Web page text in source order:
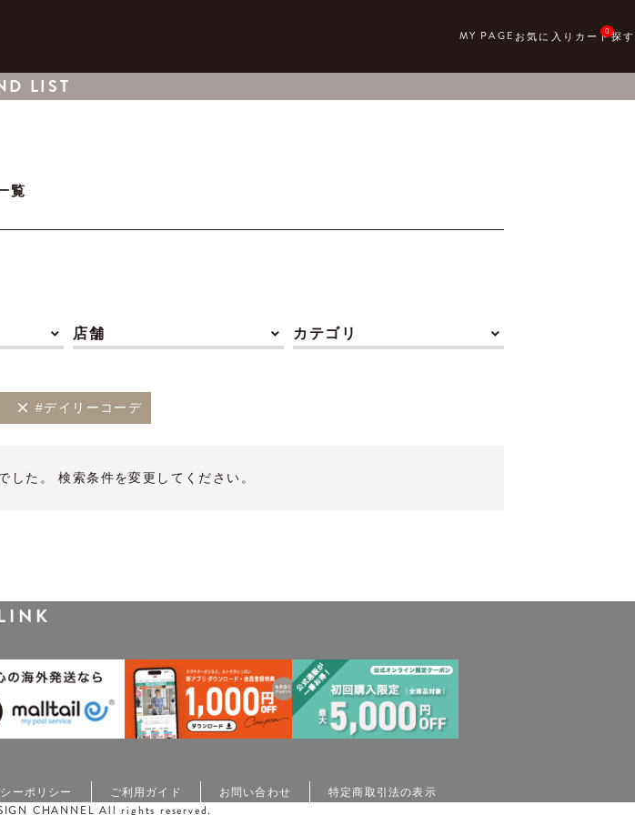
0
LIST
覧
店舗 カテゴリ
#デイリーコーデ
した。 検索条件を変更してください。
ーポリシー ご利用ガイド お問い合わせ 特定商取引法の表示
CHANNEL All rights reserved.